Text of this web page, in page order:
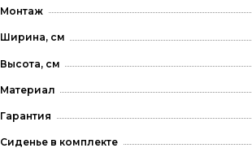
Монтаж
Ширина, см
Высота, см
Материал
Гарантия
Сиденье в комплекте